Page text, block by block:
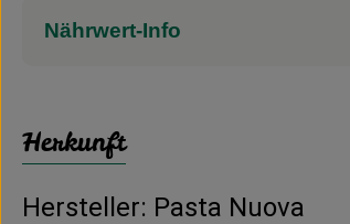
Nährwert-Info
Herkunft
Hersteller: Pasta Nuova